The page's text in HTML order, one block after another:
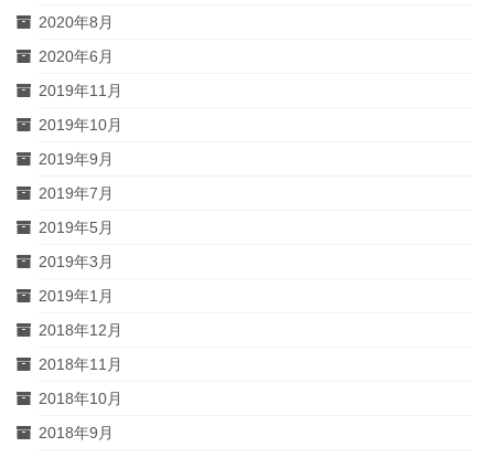
2020年8月
2020年6月
2019年11月
2019年10月
2019年9月
2019年7月
2019年5月
2019年3月
2019年1月
2018年12月
2018年11月
2018年10月
2018年9月